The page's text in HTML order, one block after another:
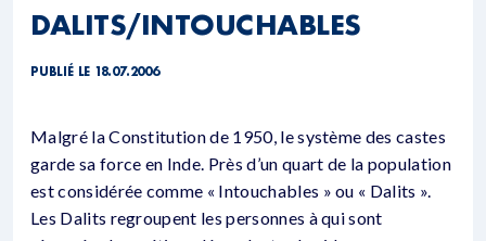
DALITS/INTOUCHABLES
PUBLIÉ LE 18.07.2006
Malgré la Constitution de 1950, le système des castes
garde sa force en Inde. Près d’un quart de la population
est considérée comme « Intouchables » ou « Dalits ».
Les Dalits regroupent les personnes à qui sont